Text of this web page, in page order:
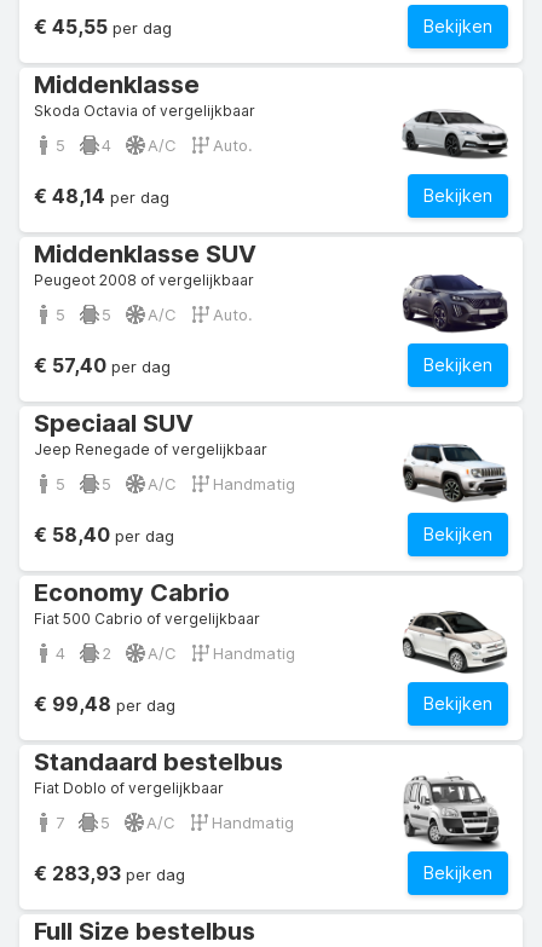
Bekijken
€ 45,55 per dag
Middenklasse
Skoda Octavia of vergelijkbaar
5 4 A/C Auto.
Bekijken
€ 48,14 per dag
Middenklasse SUV
Peugeot 2008 of vergelijkbaar
5 5 A/C Auto.
Bekijken
€ 57,40 per dag
Speciaal SUV
Jeep Renegade of vergelijkbaar
5 5 A/C Handmatig
Bekijken
€ 58,40 per dag
Economy Cabrio
Fiat 500 Cabrio of vergelijkbaar
4 2 A/C Handmatig
Bekijken
€ 99,48 per dag
Standaard bestelbus
Fiat Doblo of vergelijkbaar
7 5 A/C Handmatig
Bekijken
€ 283,93 per dag
Full Size bestelbus